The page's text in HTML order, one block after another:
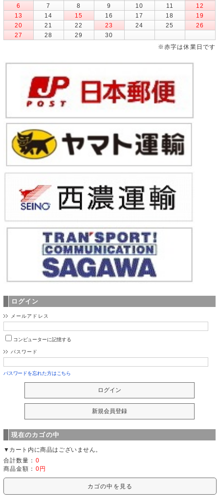
6
7 8 9 10 11
12
13
14 15 16 17 18
19
20
21 22 23 24 25
26
27
28 29
30
※赤字は休業日です
ログイン
メールアドレス
コンピューターに記憶する
パスワード
パスワードを忘れた方はこちら
現在のカゴの中
▼カート内に商品はございません。
合計数量： 0
商品金額： 0円
カゴの中を見る